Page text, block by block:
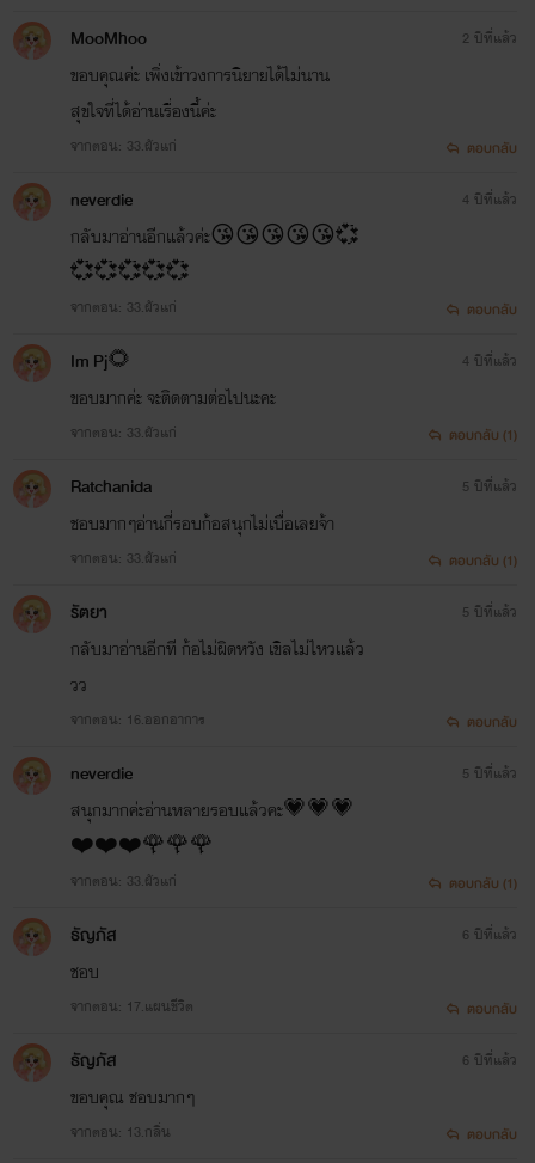
MooMhoo
ขอบคุณค่ะ เพิ่งเข้าวงการนิยายได้ไม่นาน
สุขใจที่ได้อ่านเรื่องนี้ค่ะ
จากตอน: 33.ผัวแก่
2 ปีที่แล้ว
ตอบกลับ
neverdie
กลับมาอ่านอีกแล้วค่ะ😘😘😘😘😘💞
💞💞💞💞💞
จากตอน: 33.ผัวแก่
4 ปีที่แล้ว
ตอบกลับ
Im Pj🌻
ขอบมากค่ะ จะติดตามต่อไปนะคะ
จากตอน: 33.ผัวแก่
4 ปีที่แล้ว
ตอบกลับ (1)
Ratchanida
ชอบมากๆอ่านกี่รอบก้อสนุกไม่เบื่อเลยจ้า
จากตอน: 33.ผัวแก่
5 ปีที่แล้ว
ตอบกลับ (1)
รัตยา
กลับมาอ่านอีกที ก้อไม่ผิดหวัง เขิลไม่ไหวแล้ว
วว
จากตอน: 16.ออกอาการ
5 ปีที่แล้ว
ตอบกลับ
neverdie
สนุกมากค่ะอ่านหลายรอบแล้วคะ💗💗💗
❤️❤️❤️🌹🌹🌹
จากตอน: 33.ผัวแก่
5 ปีที่แล้ว
ตอบกลับ (1)
ธัญภัส
ชอบ
จากตอน: 17.แผนชีวิต
6 ปีที่แล้ว
ตอบกลับ
ธัญภัส
ขอบคุณ ชอบมากๆ
จากตอน: 13.กลิ่น
6 ปีที่แล้ว
ตอบกลับ